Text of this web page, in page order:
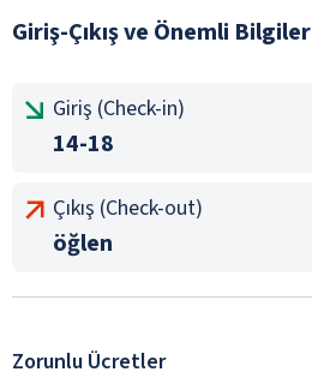
Giriş-Çıkış ve Önemli Bilgiler
Giriş (Check-in)
14-18
Çıkış (Check-out)
öğlen
Zorunlu Ücretler